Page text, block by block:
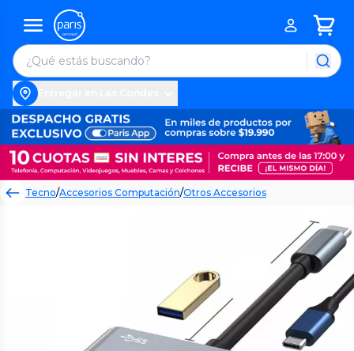
Tecno/Accesorios Computación/Otros Accesorios